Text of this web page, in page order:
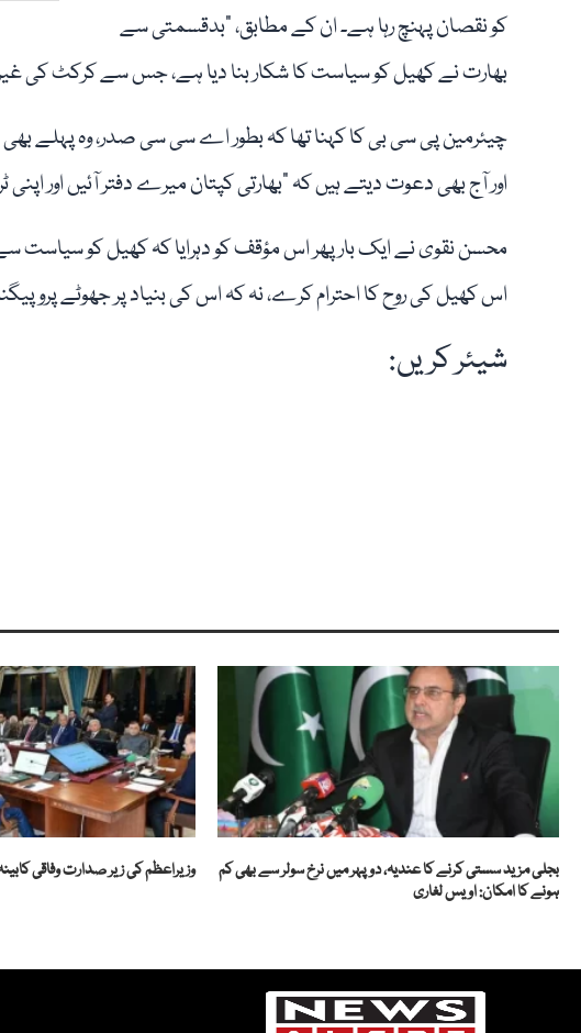
کو نقصان پہنچ رہا ہے۔ ان کے مطابق، "بدقسمتی سے
بھارت نے کھیل کو سیاست کا شکار بنا دیا ہے، جس سے کرکٹ کی غیر
چیئرمین پی سی بی کا کہنا تھا کہ بطور اے سی سی صدر، وہ پہلے بھی
اور آج بھی دعوت دیتے ہیں کہ "بھارتی کپتان میرے دفتر آئیں اور اپنی
محسن نقوی نے ایک بار پھر اس مؤقف کو دہرایا کہ کھیل کو سیاست سے
اس کھیل کی روح کا احترام کرے، نہ کہ اس کی بنیاد پر جھوٹے
شیئر کریں:
بجلی مزید سستی کرنے کا عندیہ، دوپہر میں نرخ سولر سے بھی کم
ہونے کا امکان: اویس لغاری
وزیراعظم کی زیر صدارت وفاقی